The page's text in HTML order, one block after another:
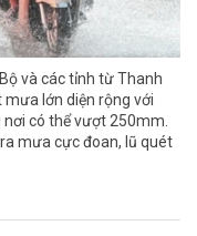
và các tỉnh từ Thanh
mưa lớn diện rộng với
có thể vượt 250mm.
mưa cực đoan, lũ quét